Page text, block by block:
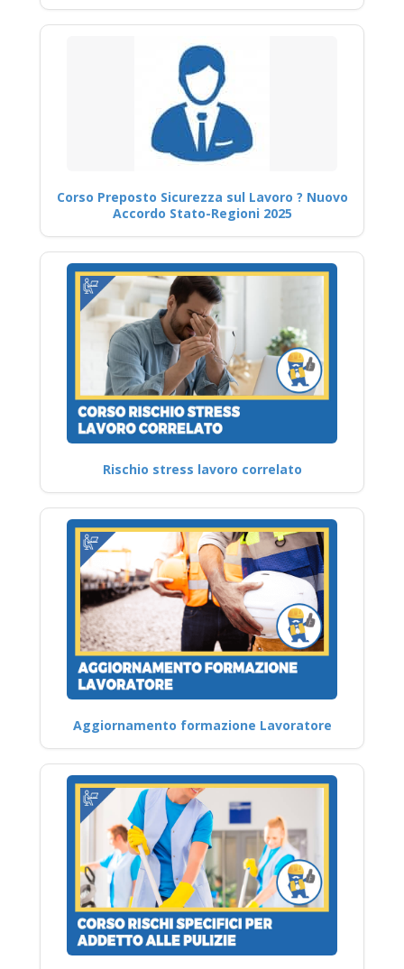
Corso Preposto Sicurezza sul Lavoro ? Nuovo
Accordo Stato-Regioni 2025
Rischio stress lavoro correlato
Aggiornamento formazione Lavoratore